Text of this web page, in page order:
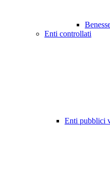
Enti controllati
Enti pubblici